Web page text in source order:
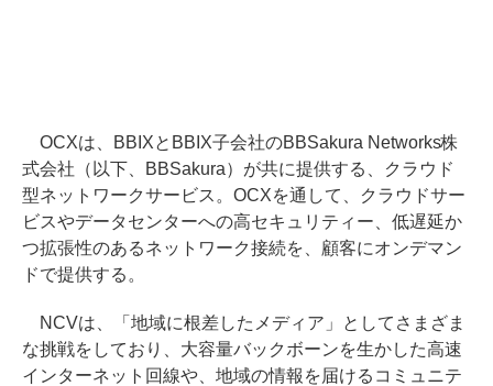
OCXは、BBIXとBBIX子会社のBBSakura Networks株
式会社（以下、BBSakura）が共に提供する、クラウド
型ネットワークサービス。OCXを通して、クラウドサー
ビスやデータセンターへの高セキュリティー、低遅延か
つ拡張性のあるネットワーク接続を、顧客にオンデマン
ドで提供する。
NCVは、「地域に根差したメディア」としてさまざま
な挑戦をしており、大容量バックボーンを生かした高速
インターネット回線や、地域の情報を届けるコミュニテ